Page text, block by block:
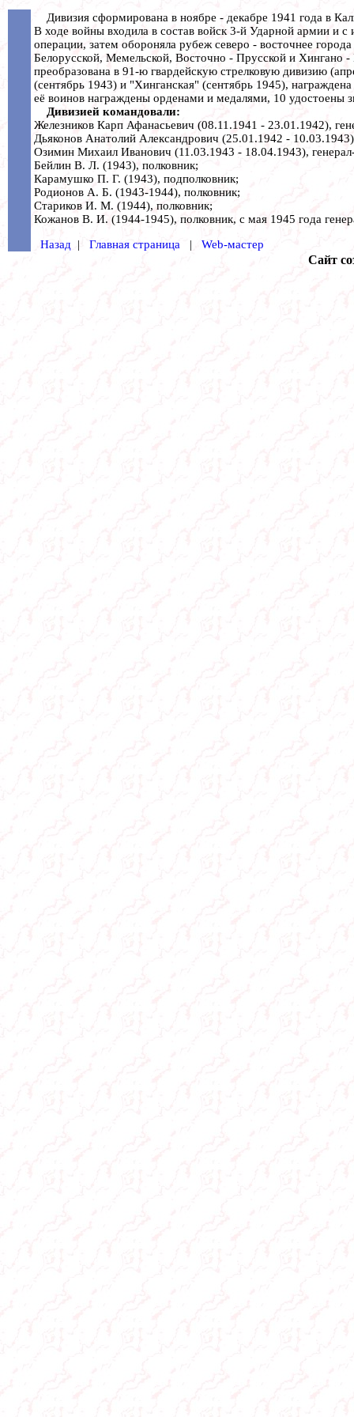
Дивизия сформирована в ноябре - декабре 1941 года в
В ходе войны входила в состав войск 3-й Ударной армии и
операции, затем обороняла рубеж северо - восточнее
Белорусской, Мемельской, Восточно - Прусской и Хингано
преобразована в 91-ю гвардейскую стрелковую дивизию
(сентябрь 1943) и "Хинганская" (сентябрь 1945),
её воинов награждены орденами и медалями, 10 удостоены
Дивизией командовали:
Железников Карп Афанасьевич (08.11.1941 - 23.01.1942),
Дьяконов Анатолий Александрович (25.01.1942 -
Озимин Михаил Иванович (11.03.1943 - 18.04.1943),
Бейлин В. Л. (1943), полковник;
Карамушко П. Г. (1943), подполковник;
Родионов А. Б. (1943-1944), полковник;
Стариков И. М. (1944), полковник;
Кожанов В. И. (1944-1945), полковник, с мая 1945 года
Назад | Главная страница | Web-мастер
Сайт